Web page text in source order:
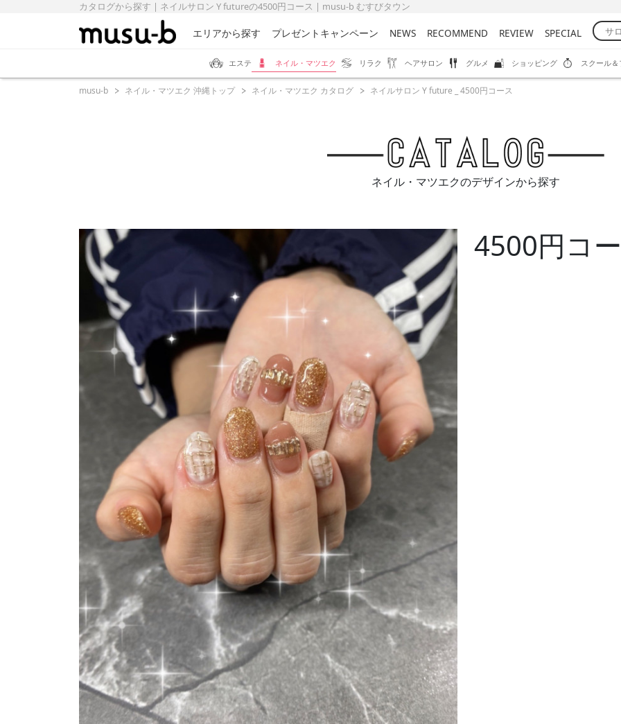
カタログから探す | ネイルサロン Y futureの4500円コース | musu-b むすびタウン
エリアから探す プレゼントキャンペーン NEWS RECOMMEND REVIEW SPECIAL
エステ ネイル・マツエク リラク ヘアサロン グルメ ショッピング スクール
musu-b ネイル・マツエク 沖縄トップ ネイル・マツエク カタログ ネイルサロン Y future _ 4500円コース
ネイル・マツエクのデザインから探す
4500円コ